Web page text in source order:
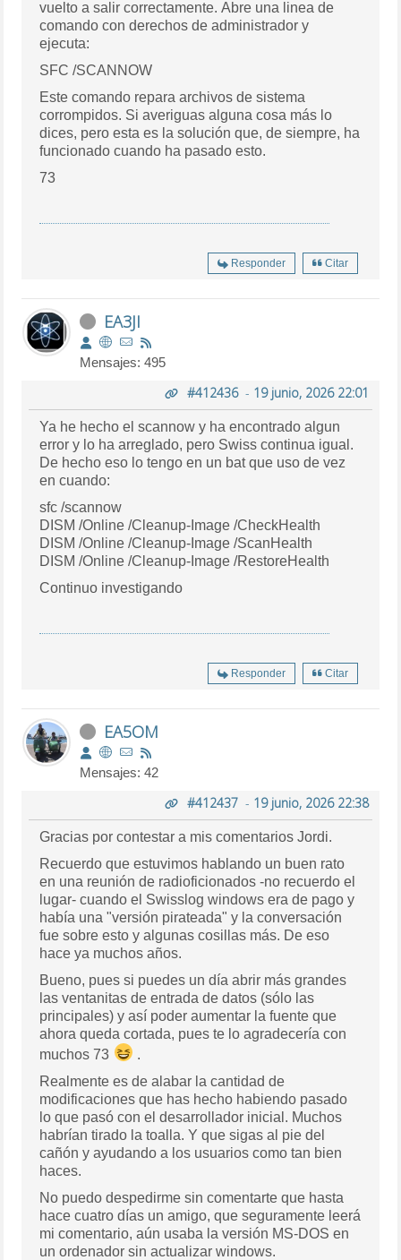
vuelto a salir correctamente. Abre una linea de
comando con derechos de administrador y
ejecuta:
SFC /SCANNOW
Este comando repara archivos de sistema
corrompidos. Si averiguas alguna cosa más lo
dices, pero esta es la solución que, de siempre, ha
funcionado cuando ha pasado esto.
73
Responder Citar
EA3JI
Mensajes: 495
#412436- 19 junio, 2026 22:01
Ya he hecho el scannow y ha encontrado algun
error y lo ha arreglado, pero Swiss continua igual.
De hecho eso lo tengo en un bat que uso de vez
en cuando:
sfc /scannow
DISM /Online /Cleanup-Image /CheckHealth
DISM /Online /Cleanup-Image /ScanHealth
DISM /Online /Cleanup-Image /RestoreHealth
Continuo investigando
Responder Citar
EA5OM
Mensajes: 42
#412437- 19 junio, 2026 22:38
Gracias por contestar a mis comentarios Jordi.
Recuerdo que estuvimos hablando un buen rato
en una reunión de radioficionados -no recuerdo el
lugar- cuando el Swisslog windows era de pago y
había una "versión pirateada" y la conversación
fue sobre esto y algunas cosillas más. De eso
hace ya muchos años.
Bueno, pues si puedes un día abrir más grandes
las ventanitas de entrada de datos (sólo las
principales) y así poder aumentar la fuente que
ahora queda cortada, pues te lo agradecería con
muchos 73
.
Realmente es de alabar la cantidad de
modificaciones que has hecho habiendo pasado
lo que pasó con el desarrollador inicial. Muchos
habrían tirado la toalla. Y que sigas al pie del
cañón y ayudando a los usuarios como tan bien
haces.
No puedo despedirme sin comentarte que hasta
hace cuatro días un amigo, que seguramente leerá
mi comentario, aún usaba la versión MS-DOS en
un ordenador sin actualizar windows.